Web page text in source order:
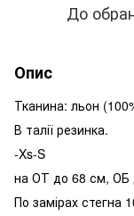
До
Опис
Тканина: льон
В талії резинка.
-Xs-S
на ОТ до 68 см, ОБ
По замірах стегна